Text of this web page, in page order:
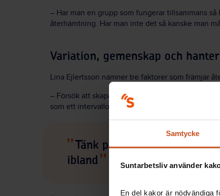
Samtycke
Suntarbetsliv använder
En del kakor är nödvändiga
– Har man en grupp som fungerar tillsammans
återhämtning. Har man inte det så kanske man
Variation, gemenskap och
Lina Ejlertsson nämner tre faktorer som främjar
– Försök att skapa variation i arbetsuppgifter,
som ett intervallopp där du byter tempo ibland.
Tänk på arbetet som ett
ibland